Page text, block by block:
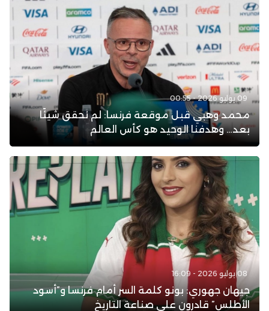
09 يوليو 2026 - 00:55
محمد وهبي قبل موقعة فرنسا: لم نحقق شيئًا
بعد… وهدفنا الوحيد هو كأس العالم
08 يوليو 2026 - 16:09
جيهان جهوري: بونو كلمة السر أمام فرنسا و”أسود
الأطلس” قادرون على صناعة التاريخ